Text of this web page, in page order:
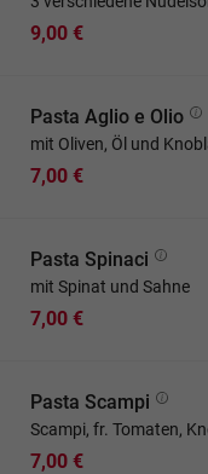
9,00 €
Pasta Aglio e Olio
mit Oliven, Öl und
7,00 €
Pasta Spinaci
mit Spinat und Sahne
7,00 €
Pasta Scampi
Scampi, fr. Tomaten,
7,00 €